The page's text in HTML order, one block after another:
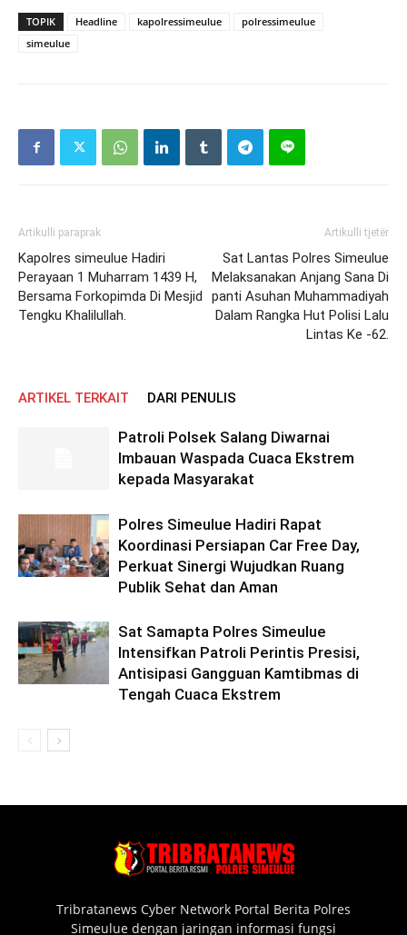
TOPIK Headline kapolressimeulue
polressimeulue
simeulue
Artikulli paraprak
Kapolres simeulue Hadiri
Perayaan 1 Muharram 1439 H,
Bersama Forkopimda Di Mesjid
Tengku Khalilullah.
Artikulli tjetër
Sat Lantas Polres Simeulue
Melaksanakan Anjang Sana Di
panti Asuhan Muhammadiyah
Dalam Rangka Hut Polisi Lalu
Lintas Ke -62.
ARTIKEL TERKAIT DARI PENULIS
Patroli Polsek Salang Diwarnai
Imbauan Waspada Cuaca Ekstrem
kepada Masyarakat
Polres Simeulue Hadiri Rapat
Koordinasi Persiapan Car Free Day,
Perkuat Sinergi Wujudkan Ruang
Publik Sehat dan Aman
Sat Samapta Polres Simeulue
Intensifkan Patroli Perintis Presisi,
Antisipasi Gangguan Kamtibmas di
Tengah Cuaca Ekstrem
Tribratanews Cyber Network Portal Berita Polres
Simeulue dengan jaringan informasi fungsi